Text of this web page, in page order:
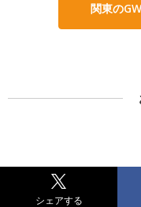
関東の
シェアする